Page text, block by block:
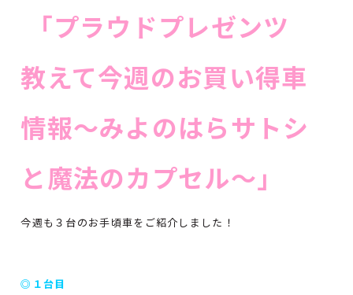
「プラウドプレゼンツ
教えて今週のお買い得車
情報～みよのはらサトシ
と魔法のカプセル～」
今週も３台のお手頃車をご紹介しました！
◎１台目